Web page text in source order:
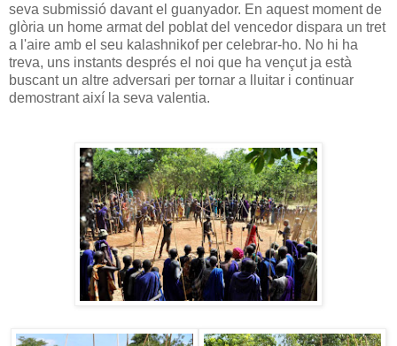
seva submissió davant el guanyador. En aquest moment de
glòria un home armat del poblat del vencedor dispara un tret
a l'aire amb el seu kalashnikof per celebrar-ho. No hi ha
treva, uns instants després el noi que ha vençut ja està
buscant un altre adversari per tornar a lluitar i continuar
demostrant així la seva valentia.